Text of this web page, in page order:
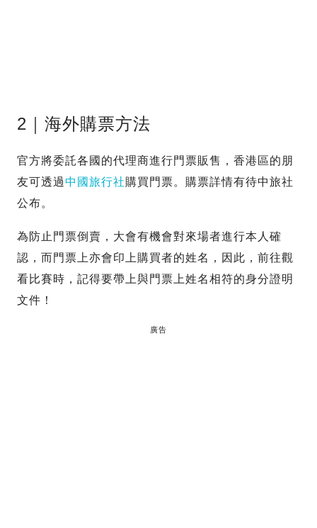
2｜海外購票方法
官方將委託各國的代理商進行門票販售，香港區的朋
友可透過中國旅行社購買門票。購票詳情有待中旅社
公布。
為防止門票倒賣，大會有機會對來場者進行本人確
認，而門票上亦會印上購買者的姓名，因此，前往觀
看比賽時，記得要帶上與門票上姓名相符的身分證明
文件！
廣告